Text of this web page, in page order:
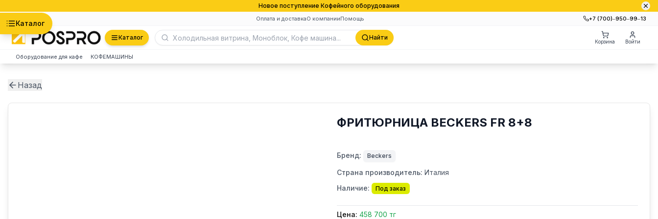
Новое поступление Кофейного оборудования
Оплата и доставкаО компанииПомощь +7 (700)‒950‒99‒13
Каталог
Каталог Найти
Корзина Войти
Оборудование для кафе КОФЕМАШИНЫ
Назад
ФРИТЮРНИЦА BECKERS FR 8+8
Бренд: Beckers
Страна производитель: Италия
Наличие:
Под заказ
Цена: 458 700 тг